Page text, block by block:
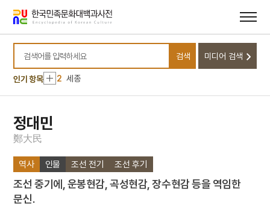
바로가기
바로가기
검색어를 입력하세요
검색 미디어 검색
인기 항목
10 김진옥전
1 소양인
2 세종
3 김경숙
7
판소리계 소설
8
광복절 노래
정대민
鄭大民
역사 인물 조선 전기 조선 후기
조선 중기에, 운봉현감, 곡성현감, 장수현감 등을 역임한
문신.